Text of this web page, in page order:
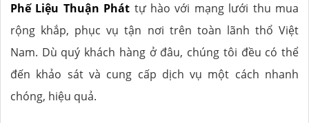
Phế Liệu Thuận Phát tự hào với mạng lưới thu mua
rộng khắp, phục vụ tận nơi trên toàn lãnh thổ Việt
Nam. Dù quý khách hàng ở đâu, chúng tôi đều có thể
đến khảo sát và cung cấp dịch vụ một cách nhanh
chóng, hiệu quả.